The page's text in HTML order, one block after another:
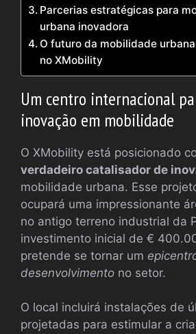
Parcerias estratégicas para
urbana inovadora
O futuro da mobilidade
no XMobility
Um centro internacional
inovação em mobilidade
O XMobility está posicionado
verdadeiro catalisador de
mobilidade urbana. Esse
ocupará uma impressionante
no antigo terreno industrial da
investimento inicial de €
pretende se tornar um
desenvolvimento no setor.
O local incluirá instalações de
projetadas para estimular a